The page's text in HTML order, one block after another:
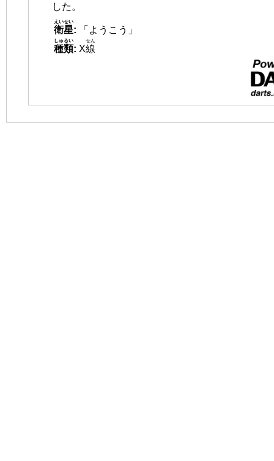
した。
衛星
えいせい
:
「ようこう」
種類
しゅるい
: X線
せん